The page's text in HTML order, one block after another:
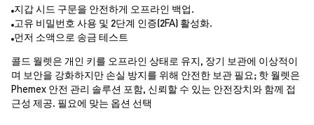
지갑 시드 구문을 안전하게 오프라인 백업.
고유 비밀번호 사용 및 2단계 인증(2FA) 활성화.
먼저 소액으로 송금 테스트
콜드 월렛은 개인 키를 오프라인 상태로 유지, 장기 보관에 이상적이
며 보안을 강화하지만 손실 방지를 위해 안전한 보관 필요; 핫 월렛은
Phemex 안전 관리 솔루션 포함, 신뢰할 수 있는 안전장치와 함께 접
근성 제공. 필요에 맞는 옵션 선택